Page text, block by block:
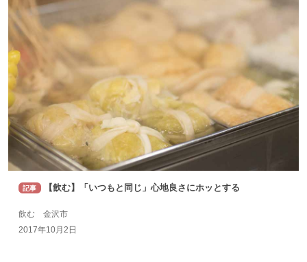
記事 【飲む】「いつもと同じ」心地良さにホッとする
飲む 金沢市
2017年10月2日